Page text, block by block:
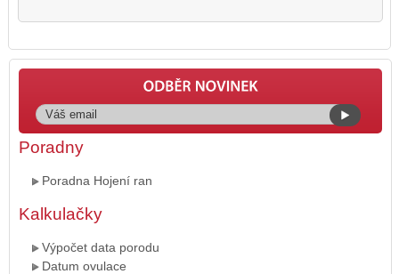
Poradny
Poradna Hojení ran
Kalkulačky
Výpočet data porodu
Datum ovulace